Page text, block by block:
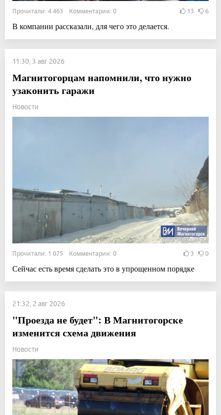
Прочитали: 4 463 Комментарии: 0 13 6
В компании рассказали, для чего это делается.
11:30, 3 авг 2026
Магнитогорцам напомнили, что нужно
узаконить гаражи
Новости
Прочитали: 1 075 Комментарии: 0 3 0
Сейчас есть время сделать это в упрощенном порядке
21:32, 2 авг 2026
"Проезда не будет": В Магнитогорске
изменится схема движения
Новости